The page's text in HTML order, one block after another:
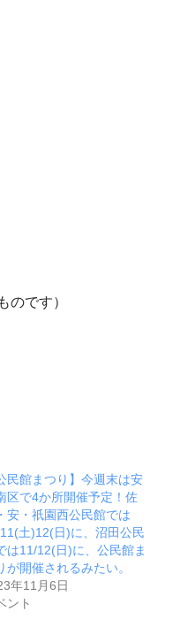
のです）
民館まつり】今週末は安
区で4か所開催予定！佐
安・祇園西公民館では
土)12(日)に、沼田公民
は11/12(日)に、公民館ま
が開催されるみたい。
年11月6日
ント